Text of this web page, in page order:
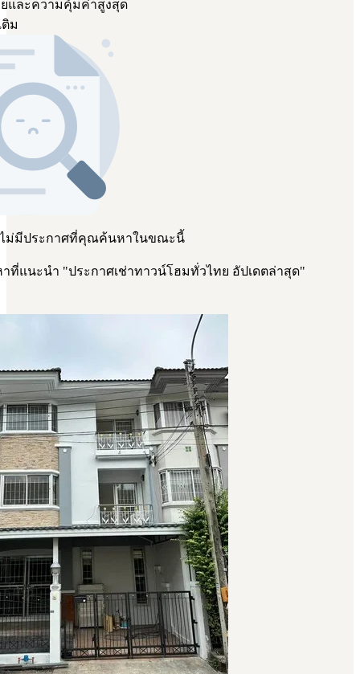
และความคุ้มค่าสูงสุด
ติม
ม่มีประกาศที่คุณค้นหาในขณะนี้
ที่แนะนำ "ประกาศเช่าทาวน์โฮมทั่วไทย อัปเดตล่าสุด"